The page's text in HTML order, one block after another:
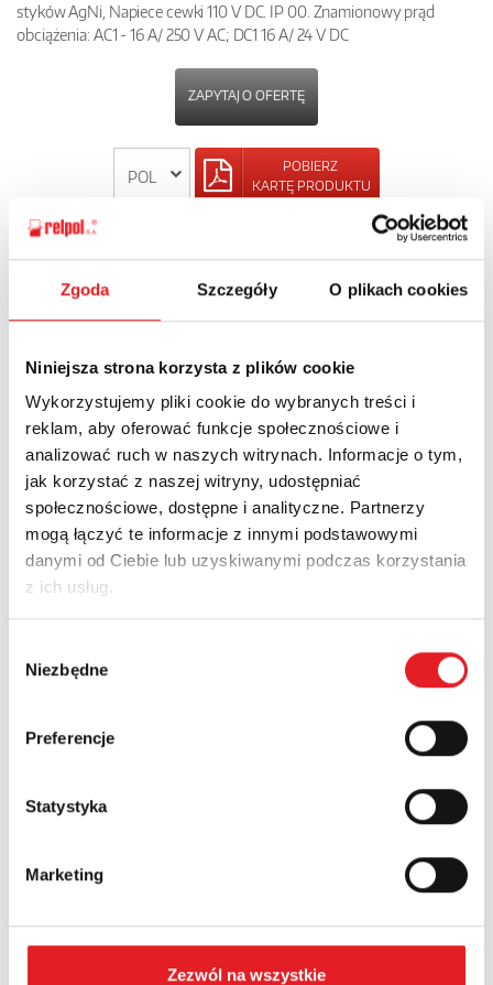
Zgoda Szczegóły O plikach cookies
Niniejsza strona korzysta z plików cookie
Wykorzystujemy pliki cookie do wybranych treści i
reklam, aby oferować funkcje społecznościowe i
analizować ruch w naszych witrynach. Informacje o tym,
jak korzystać z naszej witryny, udostępniać
społecznościowe, dostępne i analityczne. Partnerzy
mogą łączyć te informacje z innymi podstawowymi
danymi od Ciebie lub uzyskiwanymi podczas korzystania
z ich usług.
zgody
Niezbędne
Preferencje
Statystyka
Marketing
Zezwól na wszystkie
styków AgNi, Napiece cewki 110 V DC. IP 00. Znamionowy prąd
obciążenia: AC1 - 16 A/ 250 V AC; DC1 16 A/ 24 V DC
ZAPYTAJ O OFERTĘ
POBIERZ
KARTĘ PRODUKTU
Zapytaj o szczegóły oferty
Imię i nazwisko: *
Adres e-mail: *
Treść: *